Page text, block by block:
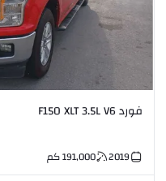
فورد F150 XLT 3.5L V6
2019
191,000كم